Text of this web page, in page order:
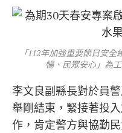
「112年加強重要節日安
暢、民眾安心」為
李文良副縣長對於員
舉剛結束，緊接著投
作，肯定警方與協勤